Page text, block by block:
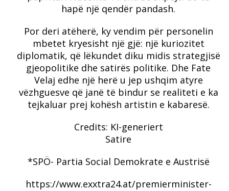
hapë një qendër pandash.
Por deri atëherë, ky vendim për personelin
mbetet kryesisht një gjë: një kuriozitet
diplomatik, që lëkundet diku midis strategjisë
gjeopolitike dhe satirës politike. Dhe Fate
Velaj edhe një herë u jep ushqim atyre
vëzhguesve që janë të bindur se realiteti e ka
tejkaluar prej kohësh artistin e kabaresë.
Credits: KI-generiert
Satire
*SPÖ- Partia Social Demokrate e Austrisë
https://www.exxtra24.at/premierminister-